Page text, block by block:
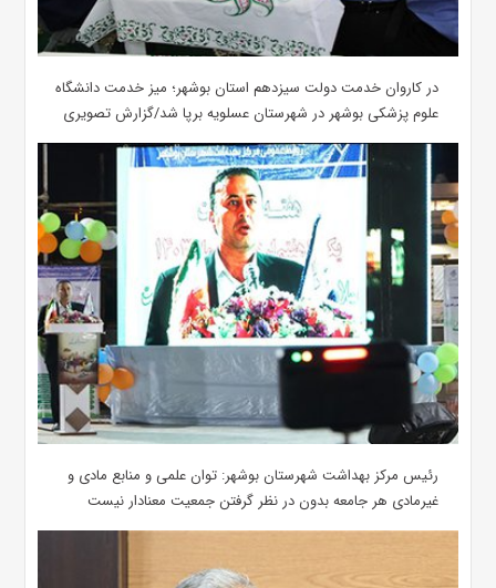
در کاروان خدمت دولت سیزدهم استان بوشهر؛ میز خدمت دانشگاه
علوم پزشکی بوشهر در شهرستان عسلویه برپا شد/گزارش تصویری
رئیس مرکز بهداشت شهرستان بوشهر: توان علمی و منابع مادی و
غیرمادی هر جامعه بدون در نظر گرفتن جمعیت معنادار نیست